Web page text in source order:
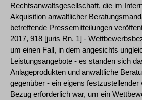
Rechtsanwaltsgesellschaft, die im
Akquisition anwaltlicher
betreffende Pressemitteilungen
2017, 918 [juris Rn. 1] -
um einen Fall, in dem angesichts
Leistungsangebote - es standen sich
Anlageprodukten und anwaltliche
gegenüber - ein eigens festzustellender
Bezug erforderlich war, um ein